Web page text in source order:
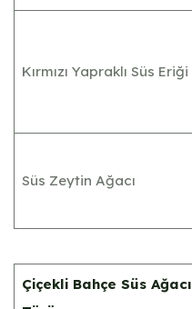
Kırmızı Yapraklı Süs Eriği
Süs Zeytin Ağacı
Çiçekli Bahçe Süs Ağacı